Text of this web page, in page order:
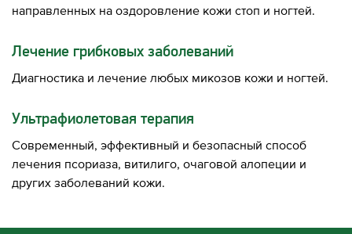
направленных на оздоровление кожи стоп и ногтей.
Лечение грибковых заболеваний
Диагностика и лечение любых микозов кожи и ногтей.
Ультрафиолетовая терапия
Современный, эффективный и безопасный способ
лечения псориаза, витилиго, очаговой алопеции и
других заболеваний кожи.